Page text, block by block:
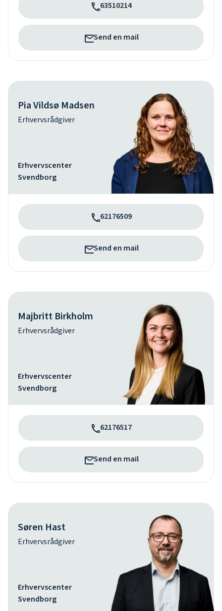
63510214
Send en mail
Pia Vildsø Madsen
Erhvervsrådgiver
Erhvervscenter
Svendborg
62176509
Send en mail
Majbritt Birkholm
Erhvervsrådgiver
Erhvervscenter
Svendborg
62176517
Send en mail
Søren Hast
Erhvervsrådgiver
Erhvervscenter
Svendborg